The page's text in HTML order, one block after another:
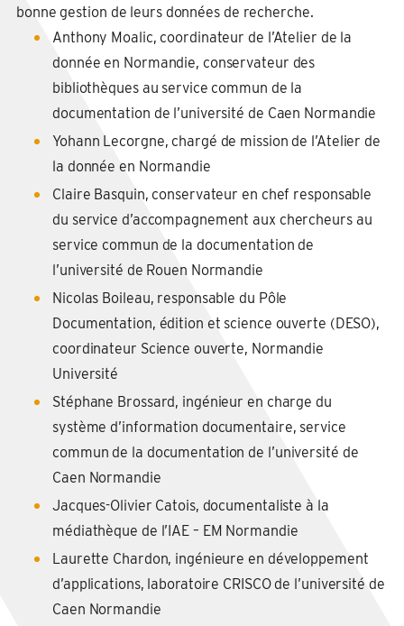
bonne gestion de leurs données de recherche.
Anthony Moalic, coordinateur de l’Atelier de la
donnée en Normandie, conservateur des
bibliothèques au service commun de la
documentation de l’université de Caen Normandie
Yohann Lecorgne, chargé de mission de l’Atelier de
la donnée en Normandie
Claire Basquin, conservateur en chef responsable
du service d’accompagnement aux chercheurs au
service commun de la documentation de
l’université de Rouen Normandie
Nicolas Boileau, responsable du Pôle
Documentation, édition et science ouverte (DESO),
coordinateur Science ouverte, Normandie
Université
Stéphane Brossard, ingénieur en charge du
système d’information documentaire, service
commun de la documentation de l’université de
Caen Normandie
Jacques-Olivier Catois, documentaliste à la
médiathèque de l’IAE – EM Normandie
Laurette Chardon, ingénieure en développement
d’applications, laboratoire CRISCO de l’université de
Caen Normandie